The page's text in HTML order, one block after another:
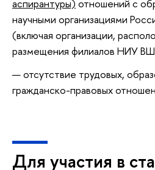
аспирантуры) отношений с
научными организациями
(включая организации,
размещения филиалов НИУ
отсутствие трудовых,
гражданско-правовых
Для участия в